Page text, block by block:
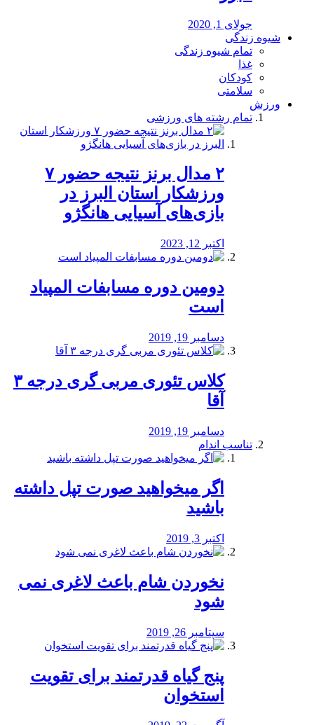
جولای 1, 2020
شیوه زندگی
تمام شیوه زندگی
غذا
کودکان
سلامتی
ورزش
تمام رشته های ورزشی
۲ مدال برنز نتیجه حضور ۷
ورزشکار استان البرز در
بازی‌های آسیایی هانگژو
اکتبر 12, 2023
دومین دوره مسابفات المپیاد
است
دسامبر 19, 2019
کلاس تئوری مربی گری درجه ۳
آقا
دسامبر 19, 2019
تناسب اندام
اگر میخواهید صورت تپل داشته
باشید
اکتبر 3, 2019
نخوردن شام باعث لاغری نمی
‌شود
سپتامبر 26, 2019
پنج گیاه قدرتمند برای تقویت
استخوان